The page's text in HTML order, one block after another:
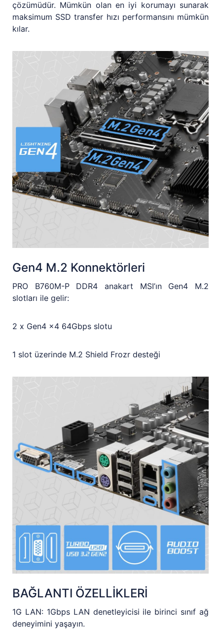
çözümüdür. Mümkün olan en iyi korumayı sunarak
maksimum SSD transfer hızı performansını mümkün
kılar.
Gen4 M.2 Konnektörleri
PRO B760M-P DDR4 anakart MSI’ın Gen4 M.2
slotları ile gelir:
2 x Gen4 x4 64Gbps slotu
1 slot üzerinde M.2 Shield Frozr desteği
BAĞLANTI ÖZELLİKLERİ
1G LAN: 1Gbps LAN denetleyicisi ile birinci sınıf ağ
deneyimini yaşayın.